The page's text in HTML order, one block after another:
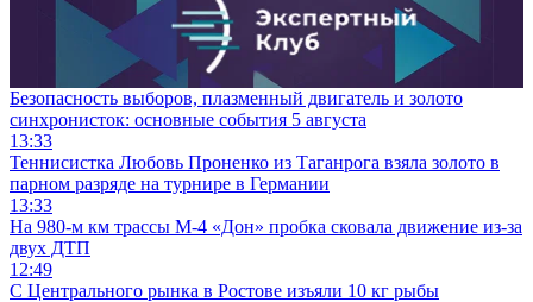
Безопасность выборов, плазменный двигатель и золото
синхронисток: основные события 5 августа
13:33
Теннисистка Любовь Проненко из Таганрога взяла золото в
парном разряде на турнире в Германии
13:33
На 980‑м км трассы М‑4 «Дон» пробка сковала движение из-за
двух ДТП
12:49
С Центрального рынка в Ростове изъяли 10 кг рыбы